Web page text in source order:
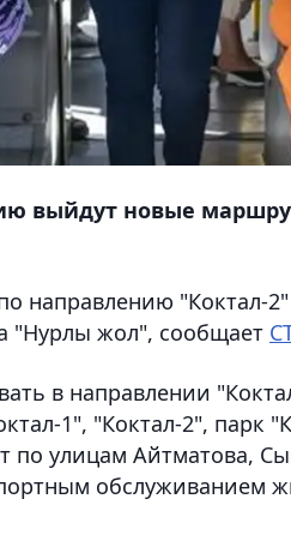
выйдут новые
направлению "Коктал-
"Нурлы жол", сообщает
в направлении
1", "Коктал-2", парк
улицам Айтматова,
обслуживанием